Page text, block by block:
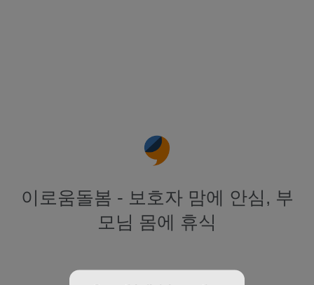
이로움돌봄 - 보호자 맘에 안심, 부
모님 몸에 휴식